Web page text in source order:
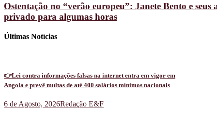
Ostentação no “verão europeu”: Janete Bento e
privado para algumas horas
Últimas Notícias
👉Lei contra informações falsas na internet entra em vigor em
Angola e prevê multas de até 400 salários mínimos nacionais
6 de Agosto, 2026Redação E&F